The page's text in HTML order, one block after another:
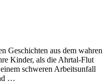
Geschichten aus dem wahren
Kinder, als die Ahrtal-Flut
schweren Arbeitsunfall
…